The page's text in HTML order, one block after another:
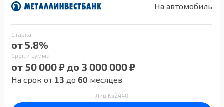
На автомобиль
Ставка
от 5.8%
Срок и сумма
от 50 000 ₽ до 3 000 000 ₽
На срок от 13 до 60 месяцев
Лиц №2440